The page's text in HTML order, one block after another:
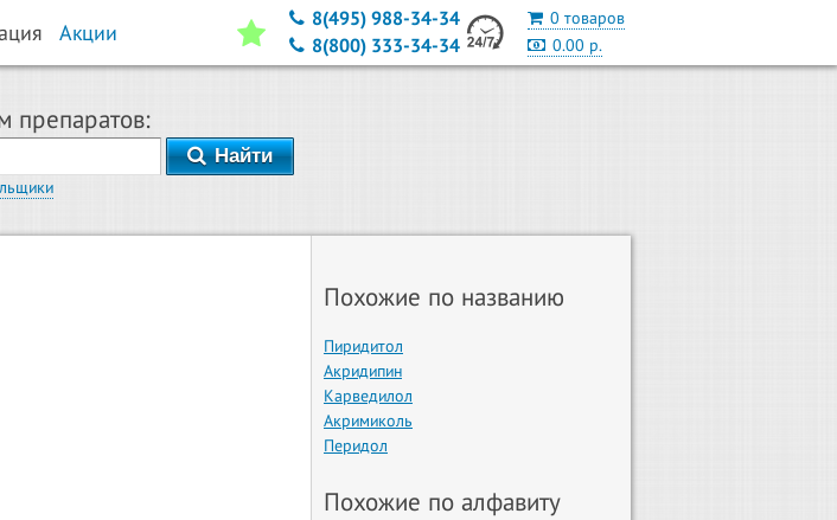
Акции
0 товаров
0.00 р.
8(495) 988-34-34
8(800) 333-34-34
препаратов:
Найти
Похожие по названию
Пиридитол
Акридипин
Карведилол
Акримиколь
Перидол
Похожие по алфавиту